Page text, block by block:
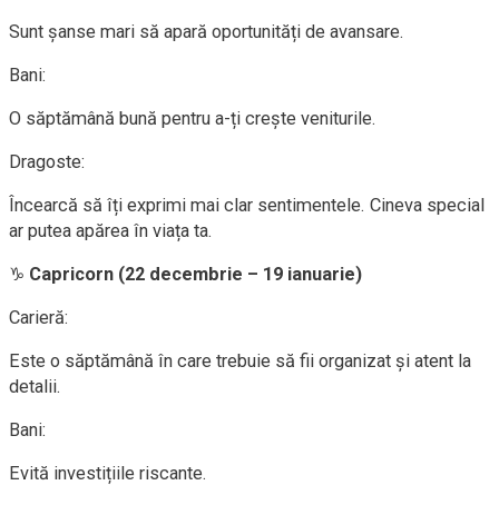
Sunt șanse mari să apară oportunități de avansare.
Bani:
O săptămână bună pentru a-ți crește veniturile.
Dragoste:
Încearcă să îți exprimi mai clar sentimentele. Cineva special
ar putea apărea în viața ta.
♑ Capricorn (22 decembrie – 19 ianuarie)
Carieră:
Este o săptămână în care trebuie să fii organizat și atent la
detalii.
Bani:
Evită investițiile riscante.